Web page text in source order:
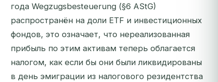
года Wegzugsbesteuerung (§6 AStG)
распространён на доли ETF и инвестиционных
фондов, это означает, что нереализованная
прибыль по этим активам теперь облагается
налогом, как если бы они были ликвидированы
в день эмиграции из налогового резидентства